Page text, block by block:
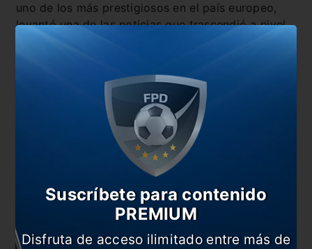
uno de los más prestigiosos en el país europeo,
levantó una de las noticias que trascendió a nivel
mundial. El periódico tituló:
Suscríbete para contenido
PREMIUM
Disfruta de acceso ilimitado entre más de